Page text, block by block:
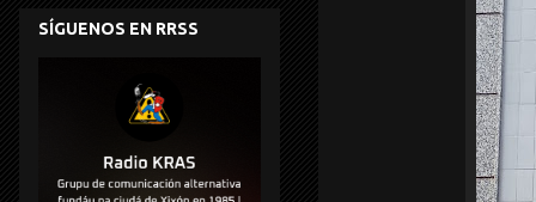
SÍGUENOS EN RRSS